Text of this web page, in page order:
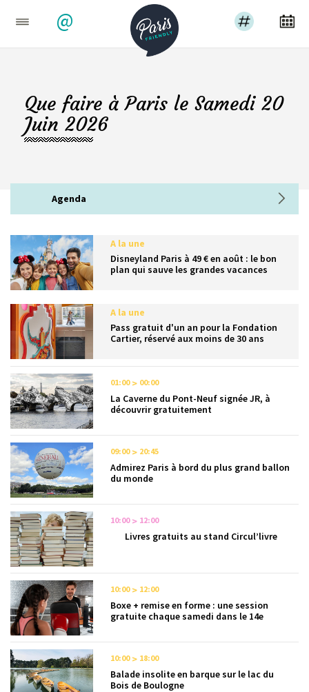
@
Que faire à Paris le Samedi 20
Juin 2026
Agenda
A la une
Disneyland Paris à 49 € en août : le bon
plan qui sauve les grandes vacances
A la une
Pass gratuit d'un an pour la Fondation
Cartier, réservé aux moins de 30 ans
01:00 00:00
La Caverne du Pont-Neuf signée JR, à
découvrir gratuitement
09:00 20:45
Admirez Paris à bord du plus grand ballon
du monde
10:00 12:00
Livres gratuits au stand Circul’livre
10:00 12:00
Boxe + remise en forme : une session
gratuite chaque samedi dans le 14e
10:00 18:00
Balade insolite en barque sur le lac du
Bois de Boulogne